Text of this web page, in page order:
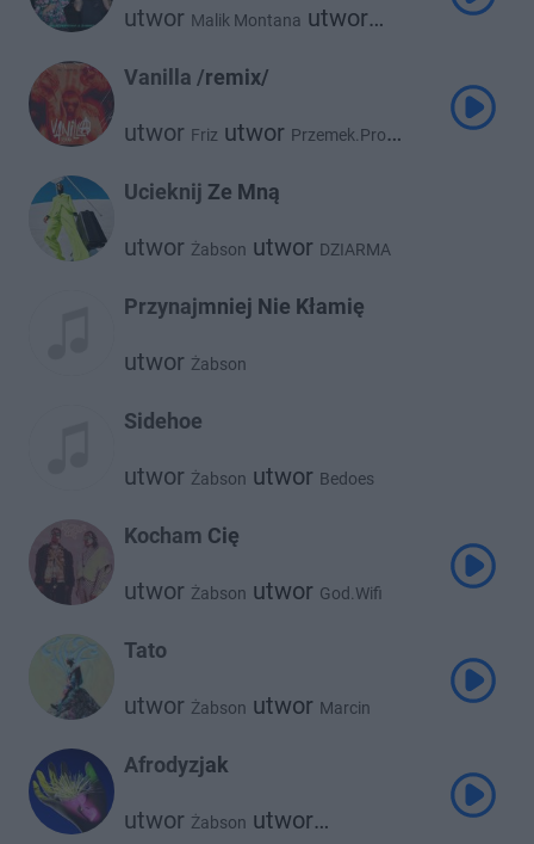
utwor Malik Montana utwor
Vanilla /remix/
utwor Friz utwor Przemek.Pro
Ucieknij Ze Mną
utwor Żabson utwor DZIARMA
Przynajmniej Nie Kłamię
utwor Żabson
Sidehoe
utwor Żabson utwor Bedoes
Kocham Cię
utwor Żabson utwor God.Wifi
Tato
utwor Żabson utwor Marcin
Afrodyzjak
utwor Żabson utwor